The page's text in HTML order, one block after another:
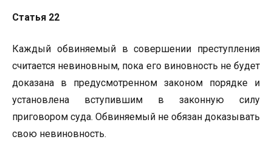
Статья 22
Каждый обвиняемый в совершении преступления
считается невиновным, пока его виновность не будет
доказана в предусмотренном законом порядке и
установлена вступившим в законную силу
приговором суда. Обвиняемый не обязан доказывать
свою невиновность.